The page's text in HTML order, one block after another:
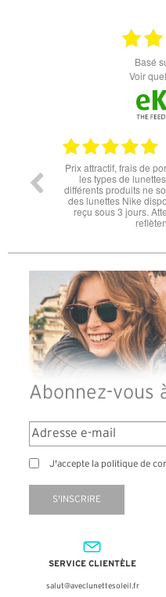
basé
Voir
Prix attractif, frais de
les types de
différents produits ne
des lunettes Nike
reçu sous 3 jours.
Abonnez-vous
J'accepte la politique de
S'INSCRIRE
SERVICE CLIENTÈLE
salut@aveclunettesoleil.fr